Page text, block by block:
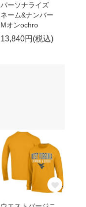
パーソナライズ
ネーム&ナンバー
Mオンochro
13,840円(税込)